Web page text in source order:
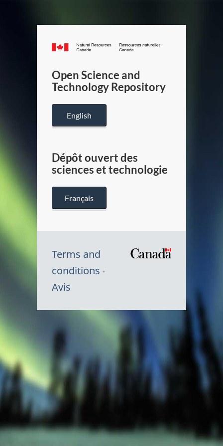
Canada.ca
/
Canada
Open Science and
Technology Repository
English
Dépôt ouvert des
sciences et technologie
Français
Terms and
conditions
Avis
Canada